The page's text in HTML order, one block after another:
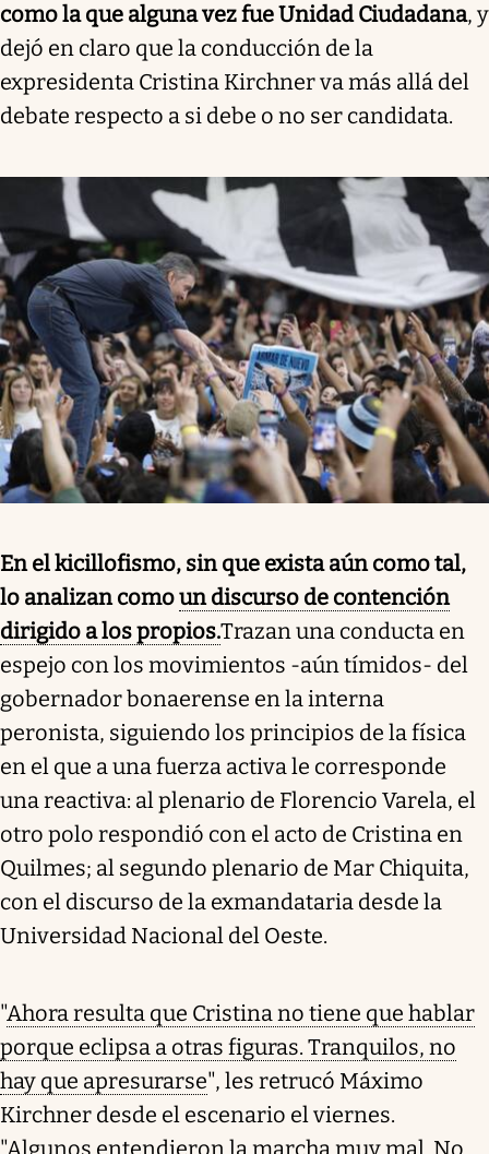
como la que alguna vez fue Unidad Ciudadana, y
dejó en claro que la conducción de la
expresidenta Cristina Kirchner va más allá del
debate respecto a si debe o no ser candidata.
En el kicillofismo, sin que exista aún como tal,
lo analizan comoun discurso de contención
dirigido a los propios.Trazan una conducta en
espejo con los movimientos -aún tímidos- del
gobernador bonaerense en la interna
peronista, siguiendo los principios de la física
en el que a una fuerza activa le corresponde
una reactiva: al plenario de Florencio Varela, el
otro polo respondió con el acto de Cristina en
Quilmes; al segundo plenario de Mar Chiquita,
con el discurso de la exmandataria desde la
Universidad Nacional del Oeste.
"Ahora resulta que Cristina no tiene que hablar
porque eclipsa a otras figuras. Tranquilos, no
hay que apresurarse", les retrucó Máximo
Kirchner desde el escenario el viernes.
"Algunos entendieron la marcha muy mal. No